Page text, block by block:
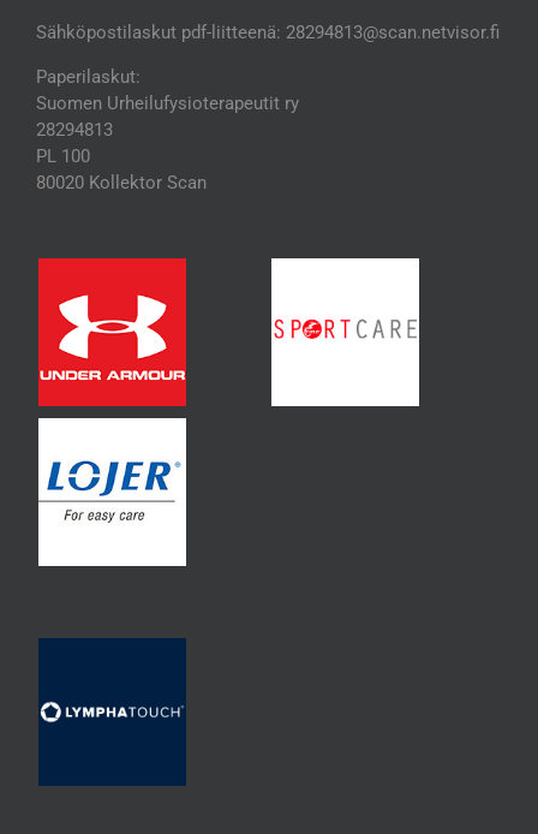
Sähköpostilaskut pdf-liitteenä: 28294813@scan.netvisor.fi
Paperilaskut:
Suomen Urheilufysioterapeutit ry
28294813
PL 100
80020 Kollektor Scan